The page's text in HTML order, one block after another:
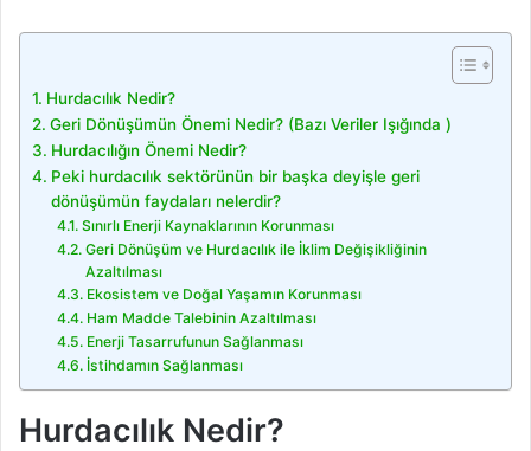
Hurdacılık Nedir?
Geri Dönüşümün Önemi Nedir? (Bazı Veriler Işığında )
Hurdacılığın Önemi Nedir?
Peki hurdacılık sektörünün bir başka deyişle geri
dönüşümün faydaları nelerdir?
Sınırlı Enerji Kaynaklarının Korunması
Geri Dönüşüm ve Hurdacılık ile İklim Değişikliğinin
Azaltılması
Ekosistem ve Doğal Yaşamın Korunması
Ham Madde Talebinin Azaltılması
Enerji Tasarrufunun Sağlanması
İstihdamın Sağlanması
Hurdacılık Nedir?